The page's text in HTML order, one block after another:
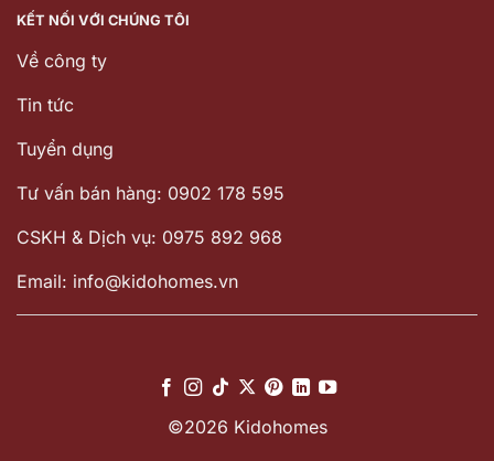
KẾT NỐI VỚI CHÚNG TÔI
Về công ty
Tin tức
Tuyển dụng
Tư vấn bán hàng: 0902 178 595
CSKH & Dịch vụ: 0975 892 968
Email: info@kidohomes.vn
©2026 Kidohomes